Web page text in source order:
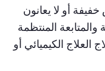
أو لا يعانون
المنتظمة
الكيميائي أو